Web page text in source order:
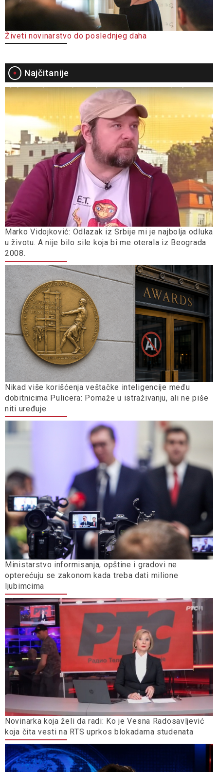
Živeti novinarstvo do poslednjeg daha
Najčitanije
Marko Vidojković: Odlazak iz Srbije mi je najbolja odluka
u životu. A nije bilo sile koja bi me oterala iz Beograda
2008.
Nikad više korišćenja veštačke inteligencije među
dobitnicima Pulicera: Pomaže u istraživanju, ali ne piše
niti uređuje
Ministarstvo informisanja, opštine i gradovi ne
opterećuju se zakonom kada treba dati milione
ljubimcima
Novinarka koja želi da radi: Ko je Vesna Radosavljević
koja čita vesti na RTS uprkos blokadama studenata